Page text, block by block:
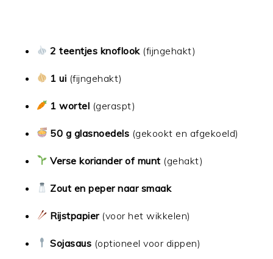
2 teentjes knoflook(fijngehakt)
1 ui (fijngehakt)
1 wortel (geraspt)
50 g glasnoedels (gekookt en afgekoeld)
Verse koriander of munt (gehakt)
Zout en peper naar smaak
Rijstpapier(voor het wikkelen)
Sojasaus (optioneel voor dippen)